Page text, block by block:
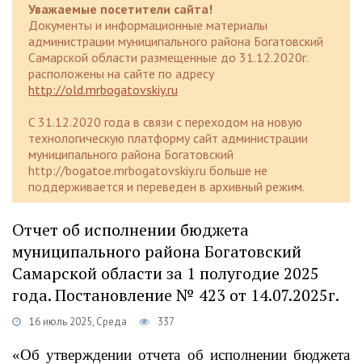
Уважаемые посетители сайта!
Документы и информационные материалы
администрации муниципального района Богатовский
Самарской области размещенные до 31.12.2020г.
расположены на сайте по адресу
http://old.mrbogatovskiy.ru
C 31.12.2020 года в связи с переходом на новую
технологическую платформу сайт администрации
муниципального района Богатовский
http://bogatoe.mrbogatovskiy.ru больше не
поддерживается и переведен в архивный режим.
Отчет об исполнении бюджета
муниципального района Богатовский
Самарской области за 1 полугодие 2025
года. Постановление № 423 от 14.07.2025г.
16 июль 2025, Среда 337
«Об утверждении отчета об исполнении бюджета